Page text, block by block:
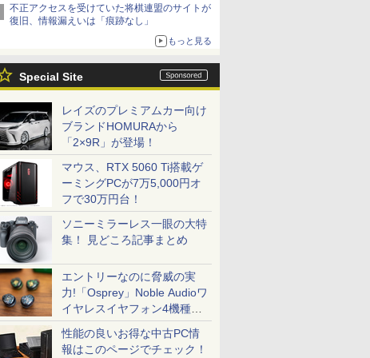
不正アクセスを受けていた将棋連盟のサイトが
復旧、情報漏えいは「痕跡なし」
もっと見る
Special Site
レイズのプレミアムカー向け
ブランドHOMURAから
「2×9R」が登場！
マウス、RTX 5060 Ti搭載ゲ
ーミングPCが7万5,000円オ
フで30万円台！
ソニーミラーレス一眼の大特
集！ 見どころ記事まとめ
エントリーなのに脅威の実
力!「Osprey」Noble Audioワ
イヤレスイヤフォン4機種を
一気に聴く
性能の良いお得な中古PC情
報はこのページでチェック！